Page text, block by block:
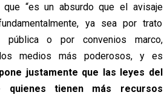
“es un absurdo que el avisaje
ya sea por trato
pública o por convenios marco,
los medios más poderosos, y es
justamente que las leyes del
quienes tienen más recursos